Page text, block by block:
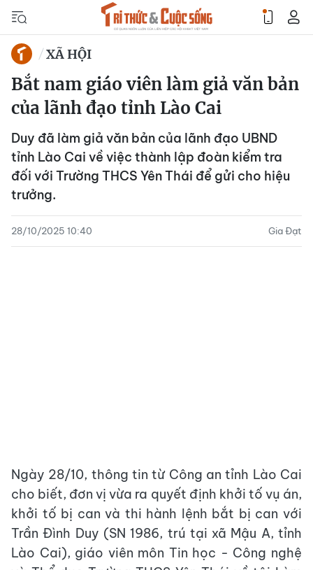
XÃ HỘI
Bắt nam giáo viên làm giả văn bản
của lãnh đạo tỉnh Lào Cai
Duy đã làm giả văn bản của lãnh đạo UBND
tỉnh Lào Cai về việc thành lập đoàn kiểm tra
đối với Trường THCS Yên Thái để gửi cho hiệu
trưởng.
28/10/2025 10:40 Gia Đạt
Ngày 28/10, thông tin từ Công an tỉnh Lào Cai
cho biết, đơn vị vừa ra quyết định khởi tố vụ án,
khởi tố bị can và thi hành lệnh bắt bị can với
Trần Đình Duy (SN 1986, trú tại xã Mậu A, tỉnh
Lào Cai), giáo viên môn Tin học - Công nghệ